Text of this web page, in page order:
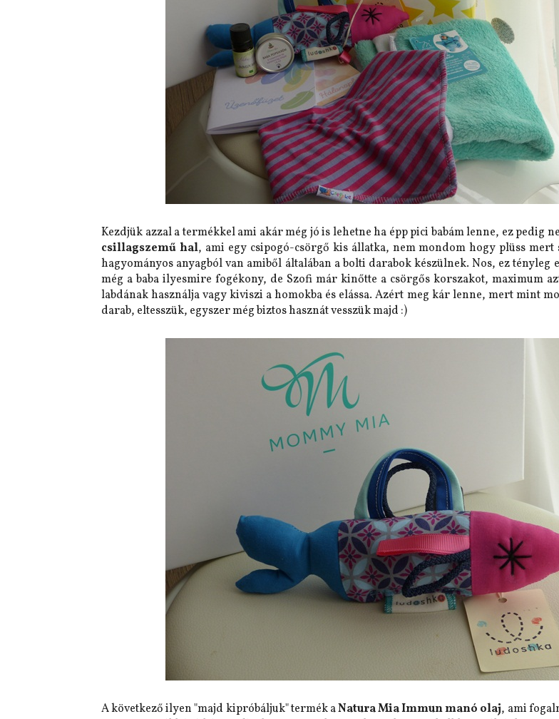
Kezdjük azzal a termékkel ami akár még jó is lehetne ha épp pici babám lenne, ez pedig
csillagszemű hal, ami egy csipogó-csörgő kis állatka, nem mondom hogy plüss mert
hagyományos anyagból van amiből általában a bolti darabok készülnek. Nos, ez
még a baba ilyesmire fogékony, de Szofi már kinőtte a csörgős korszakot, maximum
labdának használja vagy kiviszi a homokba és elássa. Azért meg kár lenne, mert mint
darab, eltesszük, egyszer még biztos hasznát vesszük majd :)
A következő ilyen "majd kipróbáljuk" termék aNatura Mia Immun manó olaj, ami